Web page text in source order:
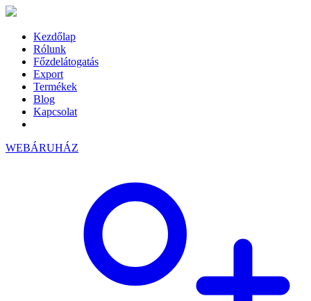
Kezdőlap
Rólunk
Főzdelátogatás
Export
Termékek
Blog
Kapcsolat
WEBÁRUHÁZ